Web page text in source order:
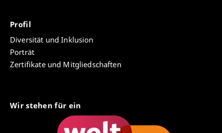
Profil
Diversität und Inklusion
Porträt
Zertifikate und Mitgliedschaften
Wir stehen für ein